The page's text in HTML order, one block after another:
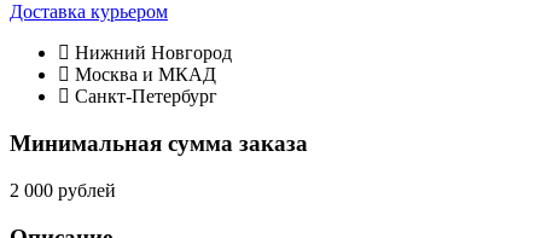
Доставка курьером
Нижний Новгород
Москва и МКАД
Санкт-Петербург
Минимальная сумма заказа
2 000 рублей